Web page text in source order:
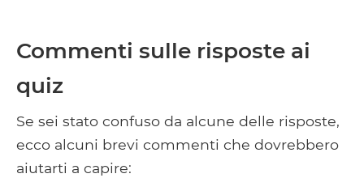
Commenti sulle risposte ai
quiz
Se sei stato confuso da alcune delle risposte,
ecco alcuni brevi commenti che dovrebbero
aiutarti a capire: